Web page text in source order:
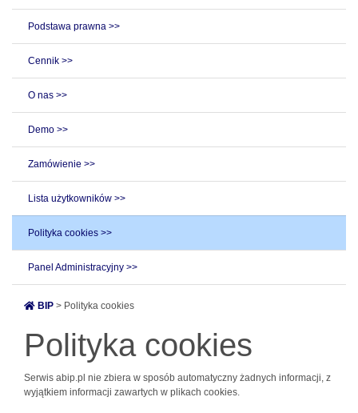
Podstawa prawna >>
Cennik >>
O nas >>
Demo >>
Zamówienie >>
Lista użytkowników >>
Polityka cookies >>
Panel Administracyjny >>
BIP > Polityka cookies
Polityka cookies
Serwis abip.pl nie zbiera w sposób automatyczny żadnych informacji, z
wyjątkiem informacji zawartych w plikach cookies.